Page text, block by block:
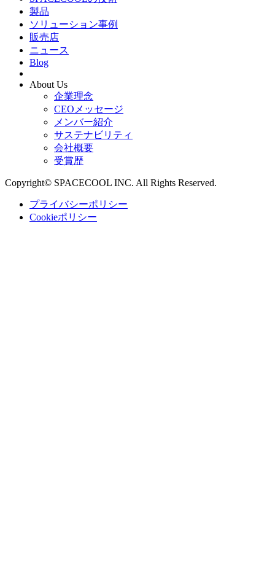
製品
ソリューション事例
販売店
ニュース
Blog
About Us
企業理念
CEOメッセージ
メンバー紹介
サステナビリティ
会社概要
受賞歴
Copyright© SPACECOOL INC. All Rights Reserved.
プライバシーポリシー
Cookieポリシー